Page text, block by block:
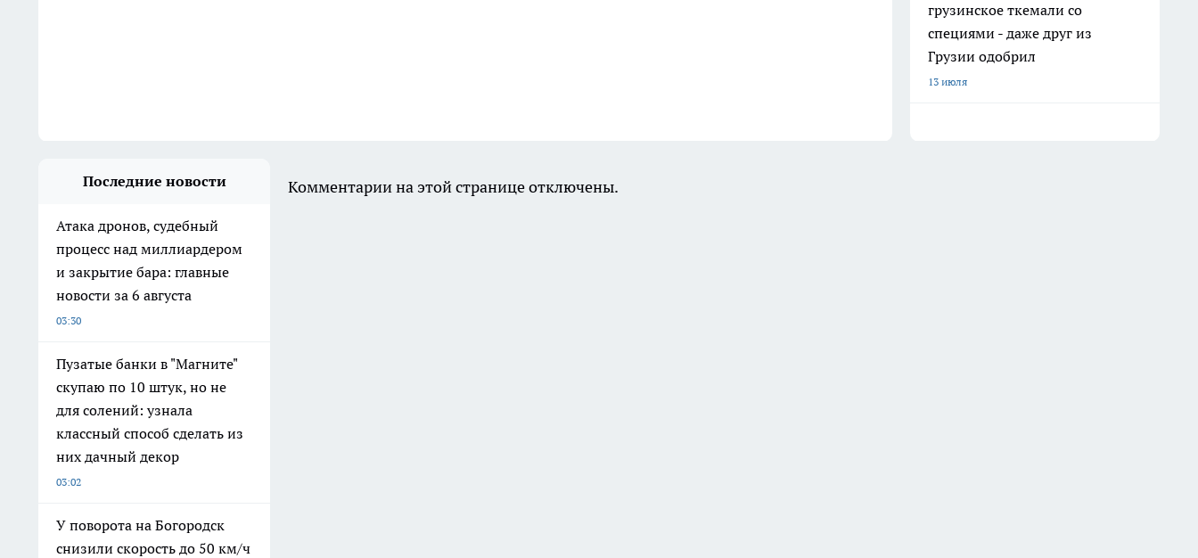
грузинское ткемали со
специями - даже друг из
Грузии одобрил
13 июля
Последние новости
Атака дронов, судебный
процесс над миллиардером
и закрытие бара: главные
новости за 6 августа
03:30
Пузатые банки в "Магните"
скупаю по 10 штук, но не
для солений: узнала
классный способ сделать из
них дачный декор
03:02
У поворота на Богородск
снизили скорость до 50 км/ч
Комментарии на этой странице отключены.